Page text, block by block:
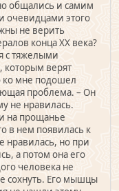
общались и самим
очевидцами этого
не верить
конца XX века?
с тяжелыми
которым верят
ко мне подошел
проблема. – Он
не нравилась.
на прощанье
в нем появилась к
нравилась, но при
а потом она его
человека не
сохнуть. Его мышцы